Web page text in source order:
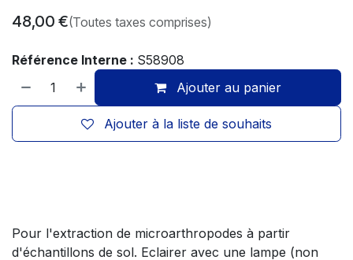
48,00 €(Toutes taxes comprises)
Référence Interne : S58908
Ajouter au panier
Ajouter à la liste de souhaits
Pour l'extraction de microarthropodes à partir
d'échantillons de sol. Eclairer avec une lampe (non